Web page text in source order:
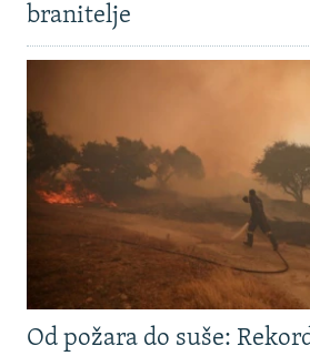
branitelje
Od požara do suše: